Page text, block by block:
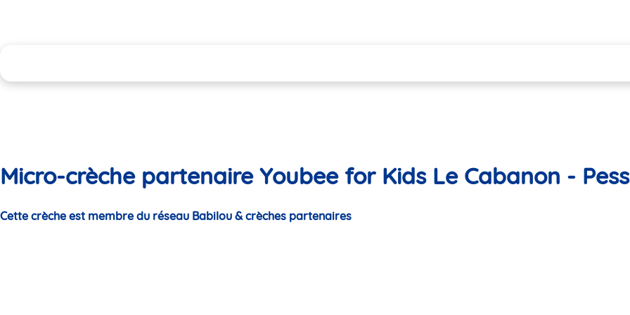
Micro-crèche partenaire Youbee for Kids Le Cabanon -
Cette crèche est membre du réseau Babilou & crèches partenaires